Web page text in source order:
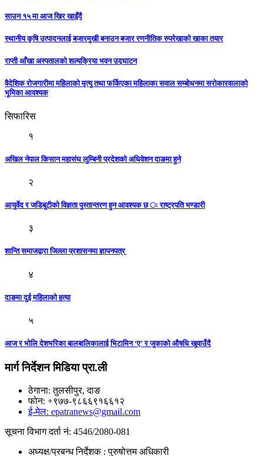
साउन १५ मा आज खिर खाइँदै
स्थानीय कृषि उत्पादनलाई बजारमुखी बनाउन बजार रणनीतिक रुपरेखाको खाका तयार
राप्ती आँखा अस्पतालको शल्यक्रिया भवन उद्घाटन
वैदेशिक रोजगारीमा महिलाको मृत्यु तथा फर्किएका महिलाका सवाल सम्बोधनमा सरोकारवालाको
भूमिका आवश्यक
सिफारिस
१
अखिल नेपाल किसान महासंघ लुम्बिनी प्रदेशको अधिवेशन दाङमा हुने
२
आयुर्वेद र जडिबुटीको विज्ञता पुस्तान्तरण हुन आवश्यक छ ः राष्ट्रपति भण्डारी
३
शान्ति समाजद्वारा जिल्ला प्रशासनमा ज्ञापनपत्र
४
दाङमा दुई महिलाको हत्या
५
आज र भोलि देशभरिका बालबालिकालाई भिटामिन ‘ए’ र जुकाको औषधि खुवाउँदै
मार्ग निर्देशन मिडिया प्रा.ली
ठेगाना: तुलसीपुर, दाङ
फोन: +९७७-९८६६९१६६१२
ई-मेल: epatranews@gmail.com
सूचना विभाग दर्ता नं: 4546/2080-081
अध्यक्ष/प्रबन्ध निर्देशक : पुरुषोत्तम अधिकारी